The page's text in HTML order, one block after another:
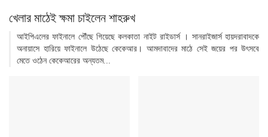
খেলার মাঠেই ক্ষমা চাইলেন শাহরুখ
আইপিএলের ফাইনালে পৌঁছে গিয়েছে কলকাতা নাইট রাইডার্স । সানরাইজার্স হায়দরাবাদকে
অনায়াসে হারিয়ে ফাইনালে উঠেছে কেকেআর। আমদাবাদের মাঠে সেই জয়ের পর উৎসবে
মেতে ওঠেন কেকেআরের অন্যতম...